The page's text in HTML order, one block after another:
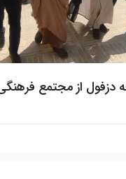
دزفول از مجتمع